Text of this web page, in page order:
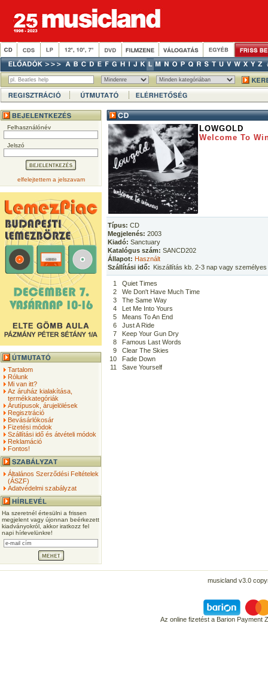
Felhasználónév
Jelszó
elfelejtettem a jelszavam
Tartalom
Rólunk
Mi van itt?
Az áruház kialakítása,
termékkategóriák
Árutípusok, árujelölések
Regisztráció
Bevásárlókosár
Fizetési módok
Szállítási idő és átvételi módok
Reklamáció
Fontos!
Általános Szerződési Feltételek
(ÁSZF)
Adatvédelmi szabályzat
Ha szeretnél értesülni a frissen
megjelent vagy újonnan beérkezett
kiadványokról, akkor iratkozz fel
napi hírlevelünkre!
LOWGOLD
Welcome To
Típus: CD
Megjelenés: 2003
Kiadó: Sanctuary
Katalógus szám: SANCD202
Állapot: Használt
Szállítási idő: Kiszállítás kb. 2-3 nap vagy
1
Quiet Times
2
We Don't Have Much Time
3
The Same Way
4
Let Me Into Yours
5
Means To An End
6
Just A Ride
7
Keep Your Gun Dry
8
Famous Last Words
9
Clear The Skies
10
Fade Down
11
Save Yourself
musicland v3.0
Az online fizetést a Barion Payment